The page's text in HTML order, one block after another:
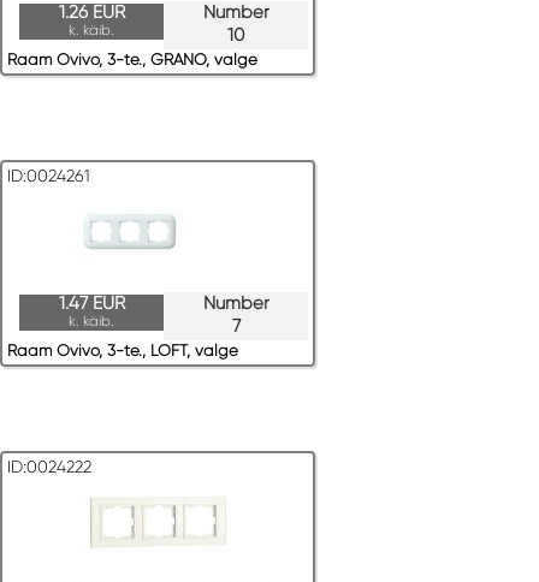
Number
10
1.26 EUR
k. käib.
Raam Ovivo, 3-te., GRANO, valge
ID:0024261
Number
7
1.47 EUR
k. käib.
Raam Ovivo, 3-te., LOFT, valge
ID:0024222